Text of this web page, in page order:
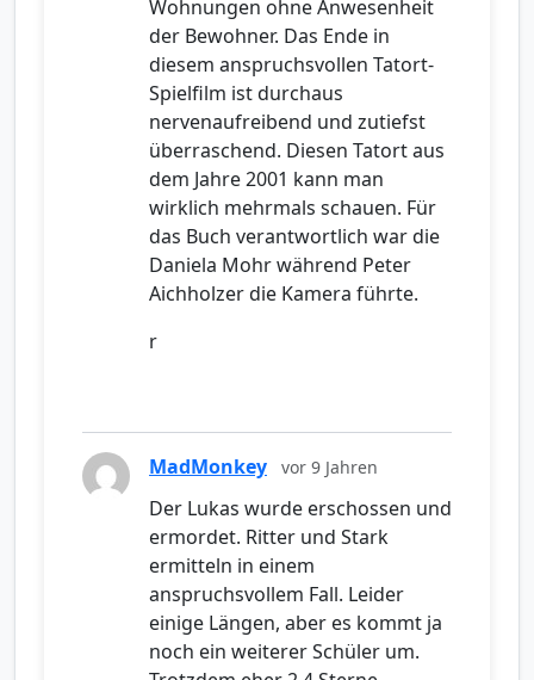
Wohnungen ohne Anwesenheit
der Bewohner. Das Ende in
diesem anspruchsvollen Tatort-
Spielfilm ist durchaus
nervenaufreibend und zutiefst
überraschend. Diesen Tatort aus
dem Jahre 2001 kann man
wirklich mehrmals schauen. Für
das Buch verantwortlich war die
Daniela Mohr während Peter
Aichholzer die Kamera führte.
r
MadMonkey vor 9 Jahren
Der Lukas wurde erschossen und
ermordet. Ritter und Stark
ermitteln in einem
anspruchsvollem Fall. Leider
einige Längen, aber es kommt ja
noch ein weiterer Schüler um.